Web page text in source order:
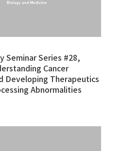
Seminar Series #28,
Cancer
Developing Therapeutics
Abnormalities